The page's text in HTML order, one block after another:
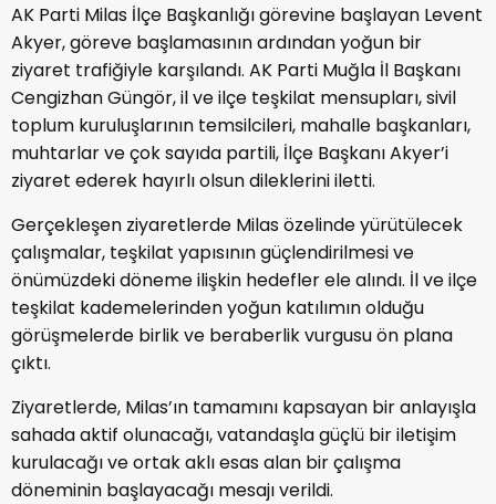
AK Parti Milas İlçe Başkanlığı görevine başlayan Levent
Akyer, göreve başlamasının ardından yoğun bir
ziyaret trafiğiyle karşılandı. AK Parti Muğla İl Başkanı
Cengizhan Güngör, il ve ilçe teşkilat mensupları, sivil
toplum kuruluşlarının temsilcileri, mahalle başkanları,
muhtarlar ve çok sayıda partili, İlçe Başkanı Akyer’i
ziyaret ederek hayırlı olsun dileklerini iletti.
Gerçekleşen ziyaretlerde Milas özelinde yürütülecek
çalışmalar, teşkilat yapısının güçlendirilmesi ve
önümüzdeki döneme ilişkin hedefler ele alındı. İl ve ilçe
teşkilat kademelerinden yoğun katılımın olduğu
görüşmelerde birlik ve beraberlik vurgusu ön plana
çıktı.
Ziyaretlerde, Milas’ın tamamını kapsayan bir anlayışla
sahada aktif olunacağı, vatandaşla güçlü bir iletişim
kurulacağı ve ortak aklı esas alan bir çalışma
döneminin başlayacağı mesajı verildi.